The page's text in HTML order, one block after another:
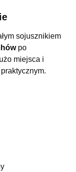
sojusznikiem
po
miejsca i